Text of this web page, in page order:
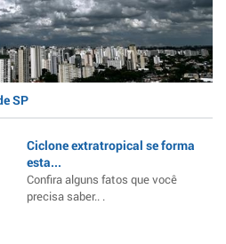
SP
Ciclone extratropical se forma
esta...
Confira alguns fatos que você
precisa saber.. .